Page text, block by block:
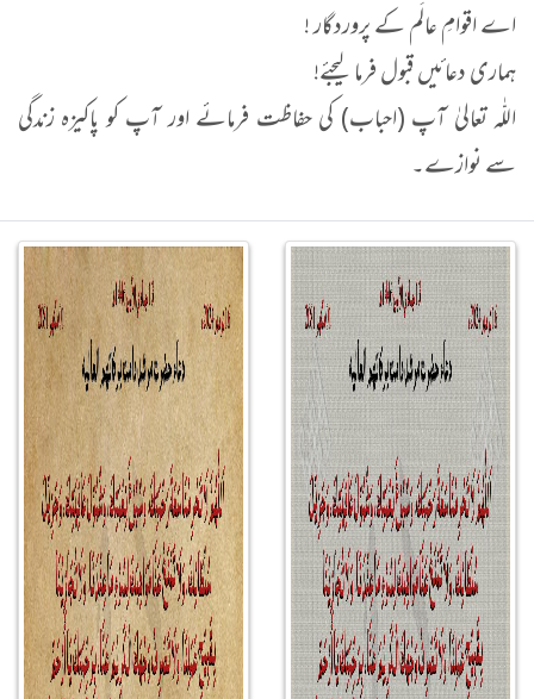
اے اقوامِ عالَم کے پروردگار !
ہماری دعائیں قبول فرما لیجئے!
اللّٰہ تعالیٰ آپ (احباب) کی حفاظت فرمائے اور آپ کو پاکیزہ زندگی
سے نوازے۔